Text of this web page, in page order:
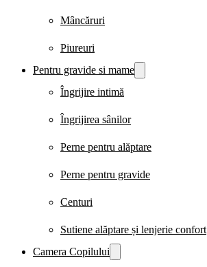
Mâncăruri
Piureuri
Pentru gravide si mame
Îngrijire intimă
Îngrijirea sânilor
Perne pentru alăptare
Perne pentru gravide
Centuri
Sutiene alăptare și lenjerie confort
Camera Copilului